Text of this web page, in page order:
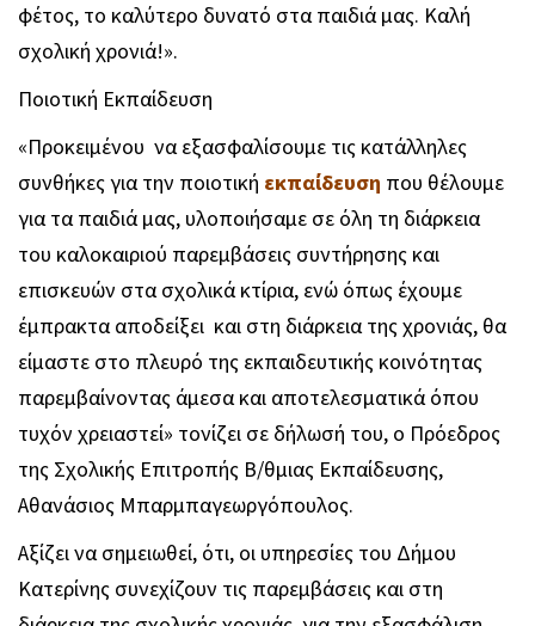
φέτος, το καλύτερο δυνατό στα παιδιά μας. Καλή
σχολική χρονιά!».
Ποιοτική Εκπαίδευση
«Προκειμένου να εξασφαλίσουμε τις κατάλληλες
συνθήκες για την ποιοτική εκπαίδευση που θέλουμε
για τα παιδιά μας, υλοποιήσαμε σε όλη τη διάρκεια
του καλοκαιριού παρεμβάσεις συντήρησης και
επισκευών στα σχολικά κτίρια, ενώ όπως έχουμε
έμπρακτα αποδείξει και στη διάρκεια της χρονιάς, θα
είμαστε στο πλευρό της εκπαιδευτικής κοινότητας
παρεμβαίνοντας άμεσα και αποτελεσματικά όπου
τυχόν χρειαστεί» τονίζει σε δήλωσή του, ο Πρόεδρος
της Σχολικής Επιτροπής Β/θμιας Εκπαίδευσης,
Αθανάσιος Μπαρμπαγεωργόπουλος.
Αξίζει να σημειωθεί, ότι, οι υπηρεσίες του Δήμου
Κατερίνης συνεχίζουν τις παρεμβάσεις και στη